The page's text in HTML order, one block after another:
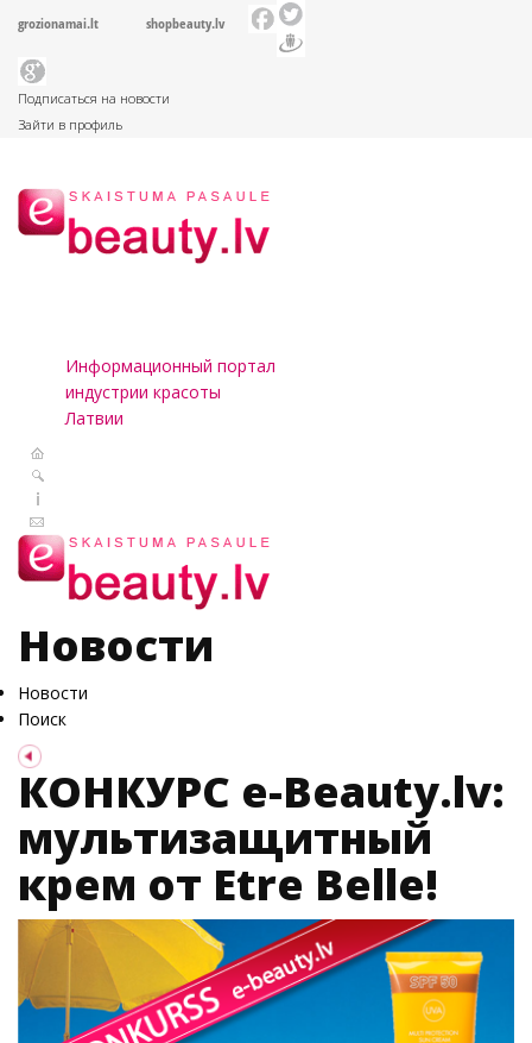
grozionamai.lt shopbeauty.lv
Подписаться на новости
Зайти в профиль
Информационный портал
индустрии красоты
Латвии
Новости
Новости
Поиск
КОНКУРС e-Beauty.lv:
мультизащитный
крем от Etre Belle!